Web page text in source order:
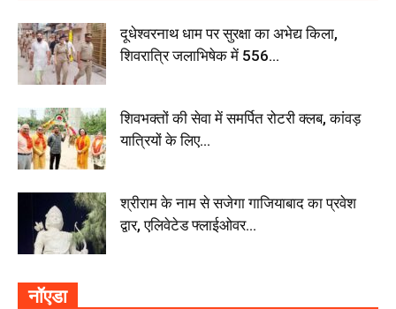
दूधेश्वरनाथ धाम पर सुरक्षा का अभेद्य किला,
शिवरात्रि जलाभिषेक में 556...
शिवभक्तों की सेवा में समर्पित रोटरी क्लब, कांवड़
यात्रियों के लिए...
श्रीराम के नाम से सजेगा गाजियाबाद का प्रवेश
द्वार, एलिवेटेड फ्लाईओवर...
नॉएडा